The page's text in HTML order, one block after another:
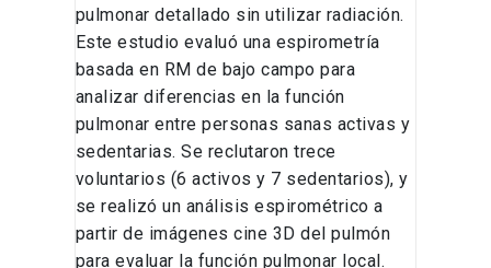
pulmonar detallado sin utilizar radiación.
Este estudio evaluó una espirometría
basada en RM de bajo campo para
analizar diferencias en la función
pulmonar entre personas sanas activas y
sedentarias. Se reclutaron trece
voluntarios (6 activos y 7 sedentarios), y
se realizó un análisis espirométrico a
partir de imágenes cine 3D del pulmón
para evaluar la función pulmonar local.